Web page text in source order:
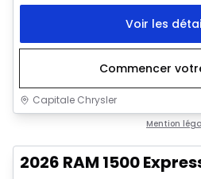
Voir les
Commencer
Capitale Chrysler
Mention
2026 RAM 1500